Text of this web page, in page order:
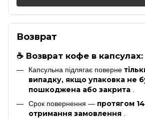
Возврат
☕ Возврат кофе в капсулах:
Капсульна підлягає поверне
випадку, якщо упаковка не
пошкоджена або закрита
Срок повернення — протягом
отримання замовлення .